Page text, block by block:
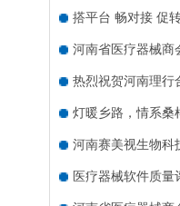
搭平台 畅对接 促
河南省医疗器械商
热烈祝贺河南理行
灯暖乡路，情系桑
河南赛美视生物科
医疗器械软件质